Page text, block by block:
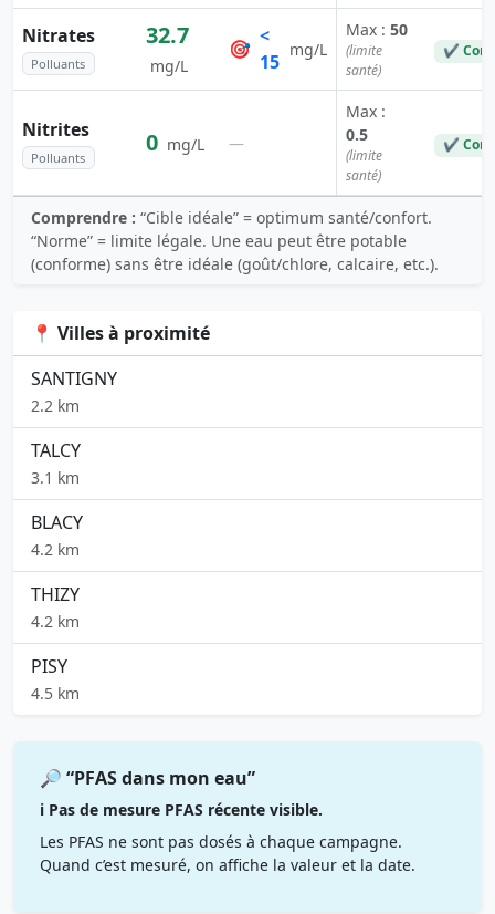
Nitrates
Polluants
32.7
mg/L
🎯
<
15
mg/L
Max : 50
(limite
santé)
✔
Nitrites
Polluants
0 mg/L —
Max :
0.5
(limite
santé)
✔
Comprendre : “Cible idéale” = optimum santé/confort.
“Norme” = limite légale. Une eau peut être potable
(conforme) sans être idéale (goût/chlore, calcaire, etc.).
📍 Villes à proximité
SANTIGNY
2.2 km
TALCY
3.1 km
BLACY
4.2 km
THIZY
4.2 km
PISY
4.5 km
🔎 “PFAS dans mon eau”
ℹ️ Pas de mesure PFAS récente visible.
Les PFAS ne sont pas dosés à chaque campagne.
Quand c’est mesuré, on affiche la valeur et la date.